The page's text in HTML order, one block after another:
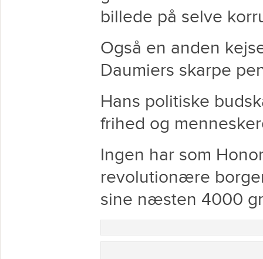
billede på selve
Også en anden
Daumiers skarpe
Hans politiske
frihed og
Ingen har som
revolutionære
sine næsten 4000